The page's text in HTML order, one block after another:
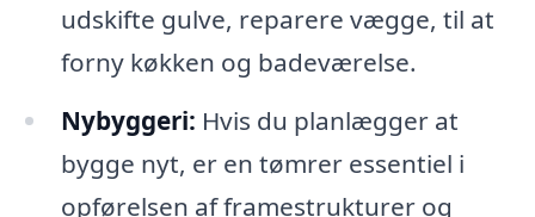
udskifte gulve, reparere vægge, til at
forny køkken og badeværelse.
Nybyggeri: Hvis du planlægger at
bygge nyt, er en tømrer essentiel i
opførelsen af framestrukturer og